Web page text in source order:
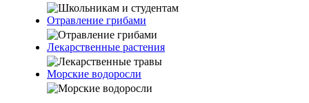
Отравление грибами
Лекарственные растения
Морские водоросли